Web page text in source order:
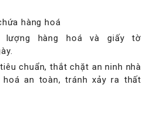
hàng hoá
lượng hàng hoá và giấy tờ
chuẩn, thắt chặt an ninh nhà
an toàn, tránh xảy ra thất